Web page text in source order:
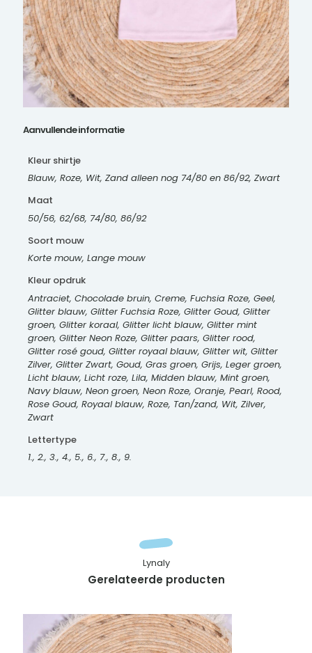
Aanvullende informatie
Kleur shirtje
Blauw, Roze, Wit, Zand alleen nog 74/80 en 86/92, Zwart
Maat
50/56, 62/68, 74/80, 86/92
Soort mouw
Korte mouw, Lange mouw
Kleur opdruk
Antraciet, Chocolade bruin, Creme, Fuchsia Roze, Geel,
Glitter blauw, Glitter Fuchsia Roze, Glitter Goud, Glitter
groen, Glitter koraal, Glitter licht blauw, Glitter mint
groen, Glitter Neon Roze, Glitter paars, Glitter rood,
Glitter rosé goud, Glitter royaal blauw, Glitter wit, Glitter
Zilver, Glitter Zwart, Goud, Gras groen, Grijs, Leger groen,
Licht blauw, Licht roze, Lila, Midden blauw, Mint groen,
Navy blauw, Neon groen, Neon Roze, Oranje, Pearl, Rood,
Rose Goud, Royaal blauw, Roze, Tan/zand, Wit, Zilver,
Zwart
Lettertype
1., 2., 3., 4., 5., 6., 7., 8., 9.
Gerelateerde producten
Lynaly